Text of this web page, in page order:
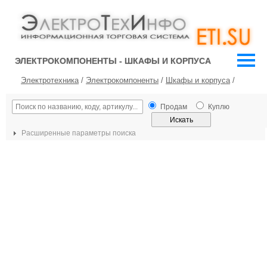
ЭЛЕКТРОКОМПОНЕНТЫ - ШКАФЫ И КОРПУСА
Электротехника/ Электрокомпоненты / Шкафы и корпуса/
Продам Куплю
Расширенные параметры поиска